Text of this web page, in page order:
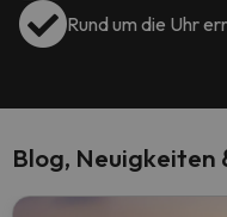
Rund um die Uhr
Blog, Neuigkeiten